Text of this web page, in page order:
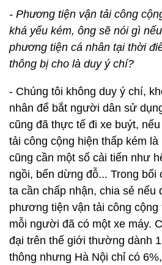
- Phương tiện vận tải công
khá yếu kém, ông sẽ nói gì
phương tiện cá nhân tại thời
thông bị cho là duy ý chí?
- Chúng tôi không duy ý chí,
nhân để bắt người dân sử
cũng đã thực tế đi xe buýt,
tải công cộng hiện thấp kém
cũng cần một số cải tiến như
ngồi, bến dừng đỗ... Trong bối
ta cần chấp nhận, chia sẻ nếu
phương tiện vận tải công
mỗi người đã có một xe máy.
đại trên thế giới thường dành
thông nhưng Hà Nội chỉ có